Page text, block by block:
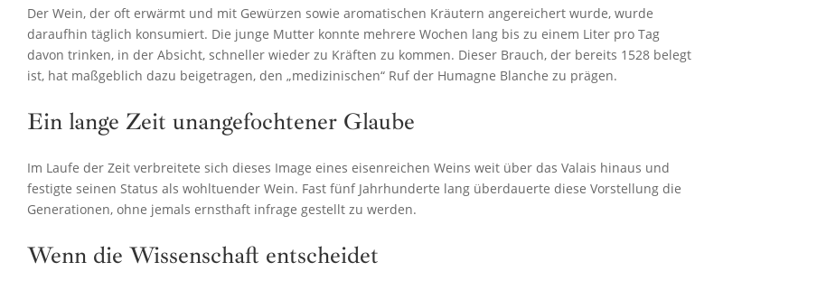
Der Wein, der oft erwärmt und mit Gewürzen sowie aromatischen Kräutern angereichert wurde, wurde
daraufhin täglich konsumiert. Die junge Mutter konnte mehrere Wochen lang bis zu einem Liter pro Tag
davon trinken, in der Absicht, schneller wieder zu Kräften zu kommen. Dieser Brauch, der bereits 1528 belegt
ist, hat maßgeblich dazu beigetragen, den „medizinischen“ Ruf der Humagne Blanche zu prägen.
Ein lange Zeit unangefochtener Glaube
Im Laufe der Zeit verbreitete sich dieses Image eines eisenreichen Weins weit über das Valais hinaus und
festigte seinen Status als wohltuender Wein. Fast fünf Jahrhunderte lang überdauerte diese Vorstellung die
Generationen, ohne jemals ernsthaft infrage gestellt zu werden.
Wenn die Wissenschaft entscheidet